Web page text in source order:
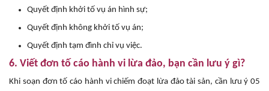
Quyết định khởi tố vụ án hình sự;
Quyết định không khởi tố vụ án;
Quyết định tạm đình chỉ vụ việc.
6. Viết đơn tố cáo hành vi lừa đảo, bạn cần lưu ý gì?
Khi soạn đơn tố cáo hành vi chiếm đoạt lừa đảo tài sản, cần lưu ý 05